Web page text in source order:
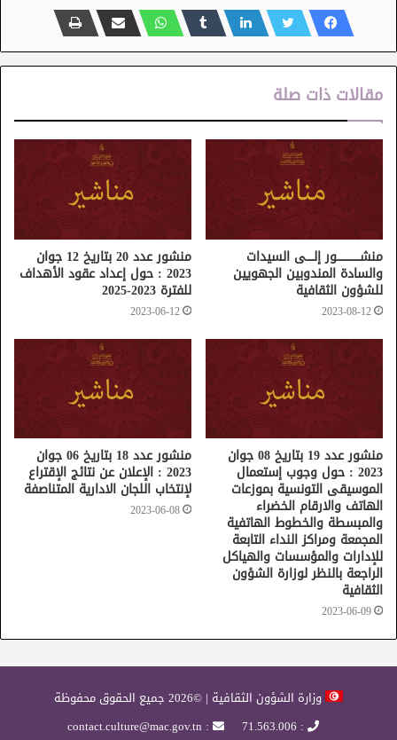
مقالات ذات صلة
منشـــــــــــــور إلــــى السيدات
والسادة المندوبين الجهويين
للشؤون الثقافية
2023-08-12
منشور عدد 20 بتاريخ 12 جوان
2023 : حول إعداد عقود الأهداف
للفترة 2023-2025
2023-06-12
منشور عدد 19 بتاريخ 08 جوان
2023 : حول وجوب إستعمال
الموسيقى التونسية بموزعات
الهاتف والارقام الخضراء
والمبسطة والخطوط الهاتفية
المجمعة ومراكز النداء التابعة
للإدارات والمؤسسات والهياكل
الراجعة بالنظر لوزارة الشؤون
الثقافية
2023-06-09
منشور عدد 18 بتاريخ 06 جوان
2023 : الإعلان عن نتائج الإقتراع
لإنتخاب اللجان الادارية المتناصفة
2023-06-08
وزارة الشؤون الثقافية | ©2026 جميع الحقوق محفوظة
: 71.563.006
: contact.culture@mac.gov.tn